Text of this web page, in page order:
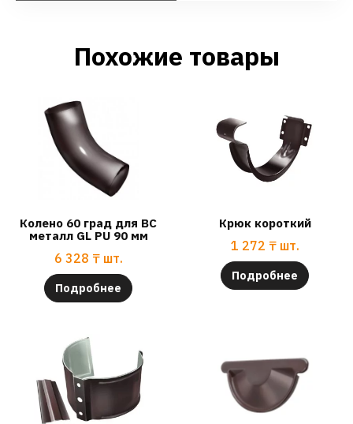
Похожие товары
Колено 60 град для ВС
металл GL PU 90 мм
6 328 ₸ шт.
Подробнее
Крюк короткий
1 272 ₸ шт.
Подробнее